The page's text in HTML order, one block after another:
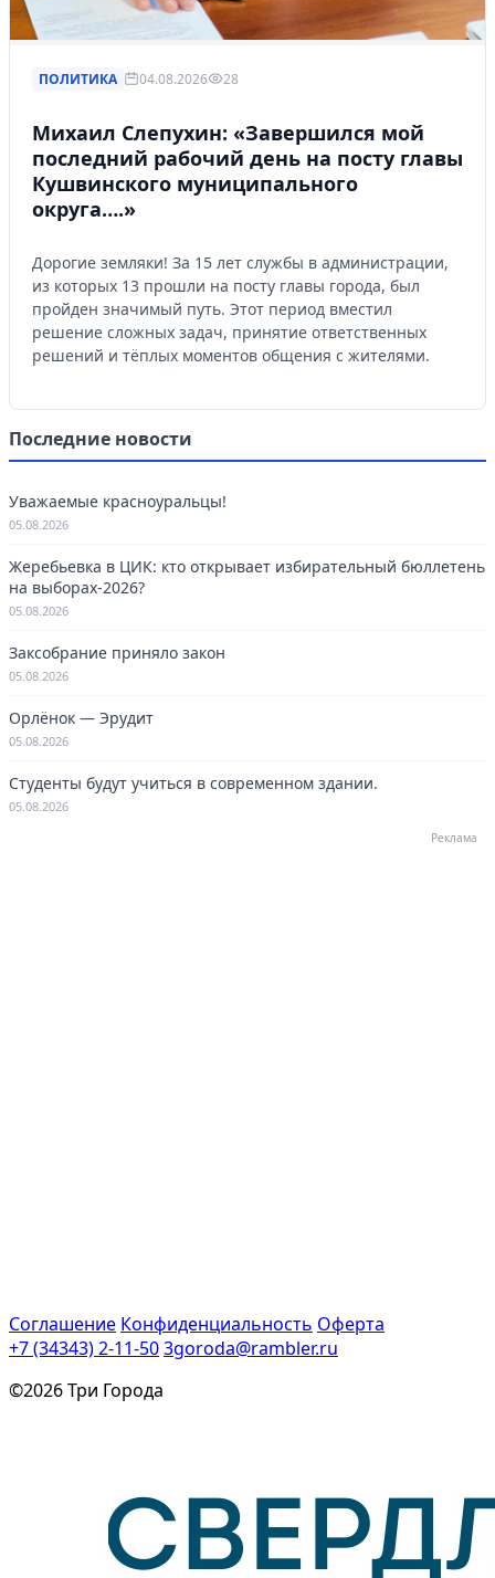
ПОЛИТИКА 04.08.2026 28
Михаил Слепухин: «Завершился мой
последний рабочий день на посту главы
Кушвинского муниципального
округа….»
Дорогие земляки! За 15 лет службы в администрации,
из которых 13 прошли на посту главы города, был
пройден значимый путь. Этот период вместил
решение сложных задач, принятие ответственных
решений и тёплых моментов общения с жителями.
Последние новости
Уважаемые красноуральцы!
05.08.2026
Жеребьевка в ЦИК: кто открывает избирательный бюллетень
на выборах-2026?
05.08.2026
Заксобрание приняло закон
05.08.2026
Орлёнок — Эрудит
05.08.2026
Студенты будут учиться в современном здании.
05.08.2026
Реклама
Соглашение Конфиденциальность Оферта
+7 (34343) 2-11-503goroda@rambler.ru
©2026 Три Города